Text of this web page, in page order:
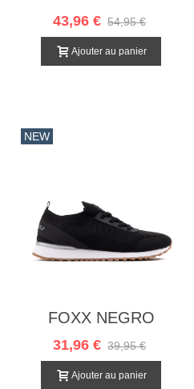
43,96 € 54,95 €
Ajouter au panier
NEW
FOXX NEGRO
31,96 € 39,95 €
Ajouter au panier